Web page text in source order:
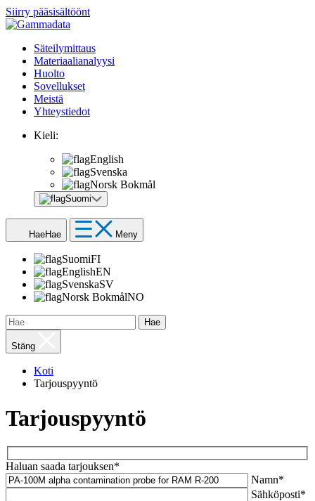
Siirry pääsisältöönt
Säteilymittaus
Materiaalianalyysi
Huolto
Sovellukset
Meistä
Yhteystiedot
Kieli:
English
Svenska
Norsk Bokmål
Suomi
HaeHae Meny
SuomiFI
EnglishEN
SvenskaSV
Norsk BokmålNO
Hae
Stäng
Koti
Tarjouspyyntö
Tarjouspyyntö
Haluan saada tarjouksen*
Namn*
Sähköposti*